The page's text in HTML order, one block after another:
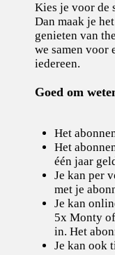
Kies je voor de
Dan maak je
genieten van
we samen voor
iedereen.
Goed om
Het
Het
één jaar
Je kan per
met je
Je kan
5x Monty
in. Het
Je kan ook